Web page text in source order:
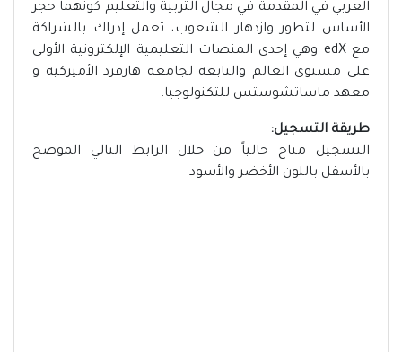
العربي في المقدمة في مجال التربية والتعليم كونهما حجر
الأساس لتطور وازدهار الشعوب، تعمل إدراك بالشراكة
مع edX وهي إحدى المنصات التعليمية الإلكترونية الأولى
على مستوى العالم والتابعة لجامعة هارفرد الأميركية و
معهد ماساتشوستس للتكنولوجيا.
طريقة التسجيل:
التسجيل متاح حالياً من خلال الرابط التالي الموضح
بالأسفل باللون الأخضر والأسود